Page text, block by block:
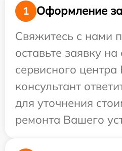
1
Оформление
Свяжитесь с нами
оставьте заявку на
сервисного
консультант
для уточнения
ремонта Вашего